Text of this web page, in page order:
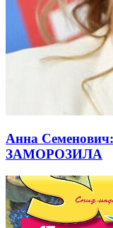
Анна
ЗАМОРОЗИЛА